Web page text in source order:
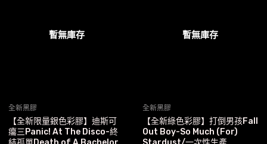
暫無庫存
全新黑膠
【全新限量銀色彩膠】迪斯可
癟三Panic! At The Disco-終
暫無庫存
全新黑膠
【全新綠色彩膠】打倒男孩Fall
Out Boy-So Much (For)